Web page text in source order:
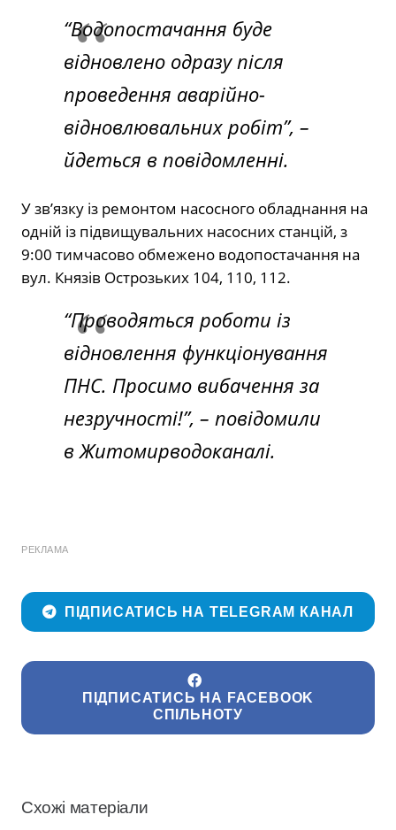
“Водопостачання буде
відновлено одразу після
проведення аварійно-
відновлювальних робіт”, –
йдеться в повідомленні.
У зв’язку із ремонтом насосного обладнання на
одній із підвищувальних насосних станцій, з
9:00 тимчасово обмежено водопостачання на
вул. Князів Острозьких 104, 110, 112.
“Проводяться роботи із
відновлення функціонування
ПНС. Просимо вибачення за
незручності!”, – повідомили
в Житомирводоканалі.
РЕКЛАМА
ПІДПИСАТИСЬ НА TELEGRAM КАНАЛ
ПІДПИСАТИСЬ НА FACEBOOK
СПІЛЬНОТУ
Схожі матеріали